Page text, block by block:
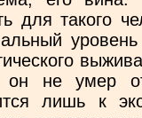
для такого
он не умер
лишь к